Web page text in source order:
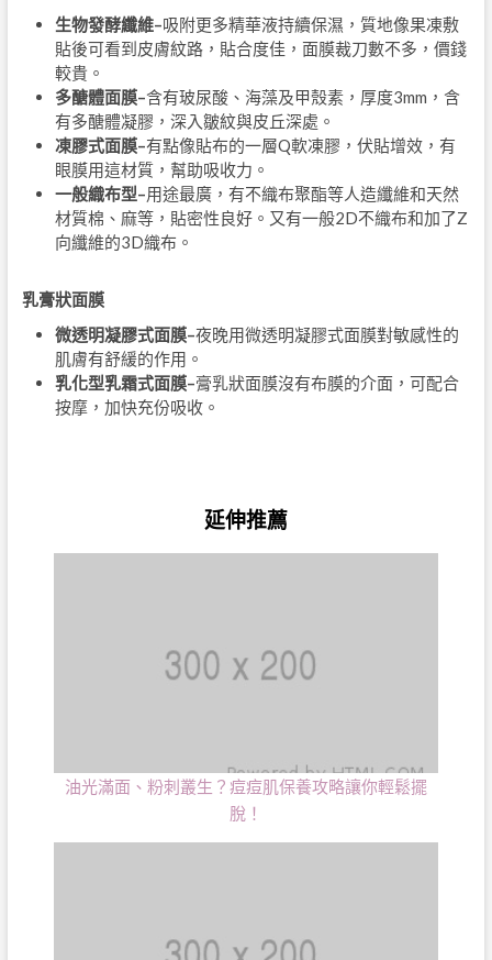
生物發酵纖維–吸附更多精華液持續保濕，質地像果凍敷
貼後可看到皮膚紋路，貼合度佳，面膜裁刀數不多，價錢
較貴。
多醣體面膜–含有玻尿酸、海藻及甲殼素，厚度3mm ，含
有多醣體凝膠，深入皺紋與皮丘深處。
凍膠式面膜–有點像貼布的一層Q軟凍膠，伏貼增效，有
眼膜用這材質，幫助吸收力。
一般織布型–用途最廣，有不織布聚酯等人造纖維和天然
材質棉、麻等，貼密性良好。又有一般2D不織布和加了Z
向纖維的3D織布。
乳膏狀面膜
微透明凝膠式面膜–夜晚用微透明凝膠式面膜對敏感性的
肌膚有舒緩的作用。
乳化型乳霜式面膜–膏乳狀面膜沒有布膜的介面，可配合
按摩，加快充份吸收。
延伸推薦
油光滿面、粉刺叢生？痘痘肌保養攻略讓你輕鬆擺
脫！